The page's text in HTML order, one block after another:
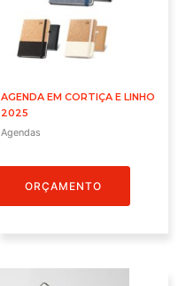
AGENDA EM CORTIÇA E LINHO
2025
Agendas
ORÇAMENTO